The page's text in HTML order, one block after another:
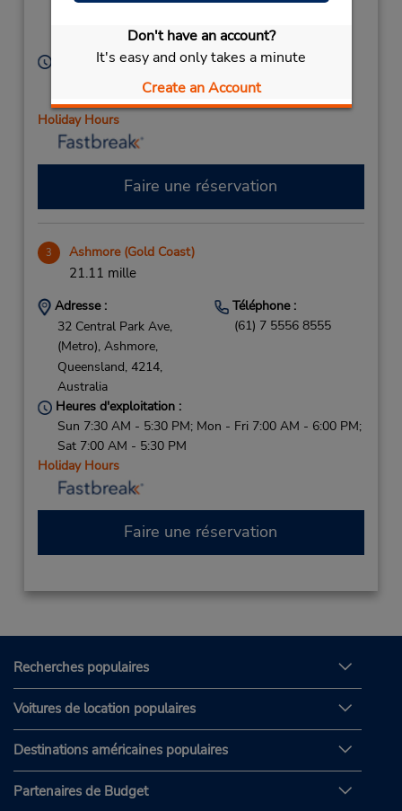
Don't have an account?
It's easy and only takes a minute
Create an Account
Australia
Heures d'exploitation :
Sun 7:30 AM - 12:00 PM; Mon - Fri 7:30 AM - 5:30
PM; Sat 7:30 AM - 12:00 PM
Holiday Hours
Faire une réservation
3 Ashmore (Gold Coast)
21.11 mille
Adresse :
32 Central Park Ave,
(Metro), Ashmore,
Queensland, 4214,
Australia
Téléphone :
(61) 7 5556 8555
Heures d'exploitation :
Sun 7:30 AM - 5:30 PM; Mon - Fri 7:00 AM - 6:00 PM;
Sat 7:00 AM - 5:30 PM
Holiday Hours
Faire une réservation
Recherches populaires
Voitures de location populaires
Destinations américaines populaires
Partenaires de Budget